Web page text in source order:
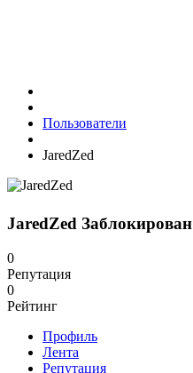
Пользователи
JaredZed
JaredZed Заблокирован
0
Репутация
0
Рейтинг
Профиль
Лента
Репутация